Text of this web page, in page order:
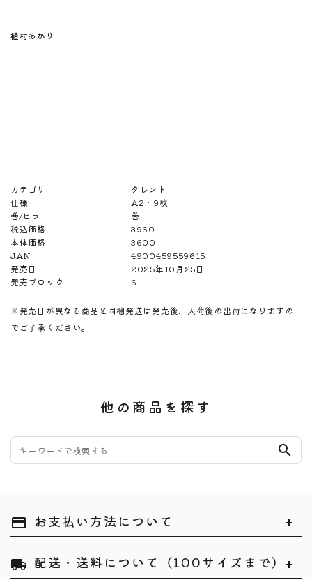
植村あかり
カテゴリ
タレント
仕様
A2・9枚
巻/ヒラ
巻
税込価格
3960
本体価格
3600
JAN
4900459559615
発売日
2025年10月25日
発売ブロック
6
※発売日が異なる商品と同梱発送は発売後、入荷後の出荷になりますの
でご了承ください。
他の商品を探す
search
payment お支払い方法について
local_shipping 配送・送料について（100サイズまで）